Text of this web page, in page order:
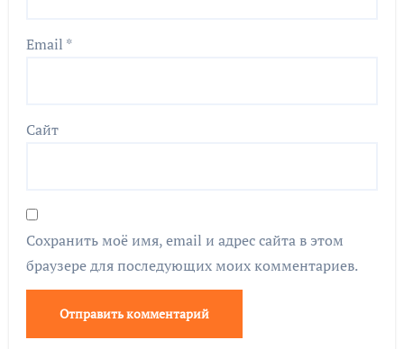
Email *
Сайт
Сохранить моё имя, email и адрес сайта в этом
браузере для последующих моих комментариев.